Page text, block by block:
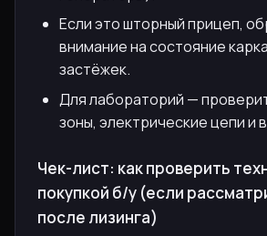
Если это шторный прицеп,
внимание на состояние
застёжек.
Для лабораторий —
зоны, электрические цепи и
Чек-лист: как проверить
покупкой б/у (если
после лизинга)